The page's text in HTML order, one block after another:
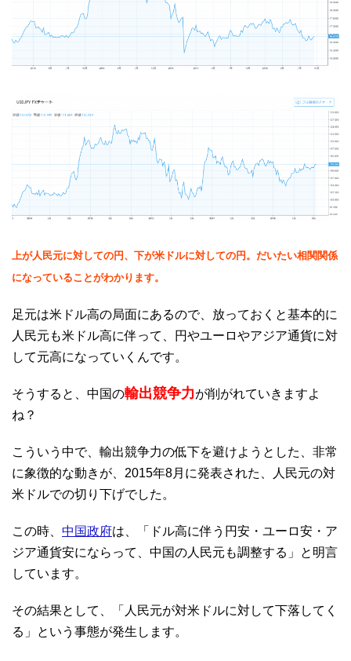
上が人民元に対しての円、下が米ドルに対しての円。だいたい相関関係
になっていることがわかります。
足元は米ドル高の局面にあるので、放っておくと基本的に
人民元も米ドル高に伴って、円やユーロやアジア通貨に対
して元高になっていくんです。
そうすると、中国の輸出競争力が削がれていきますよ
ね？
こういう中で、輸出競争力の低下を避けようとした、非常
に象徴的な動きが、2015年8月に発表された、人民元の対
米ドルでの切り下げでした。
この時、 中国政府は、「ドル高に伴う円安・ユーロ安・ア
ジア通貨安にならって、中国の人民元も調整する」と明言
しています。
その結果として、「人民元が対米ドルに対して下落してく
る」という事態が発生します。